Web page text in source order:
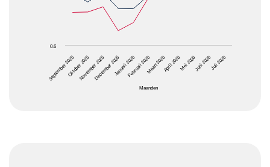
Maanden
September 2025Oktober 2025November 2025December 2025Januari 2026Februari 2026Maart 2026April 2026Mei 2026Juni 2026Juli 2026
0.6